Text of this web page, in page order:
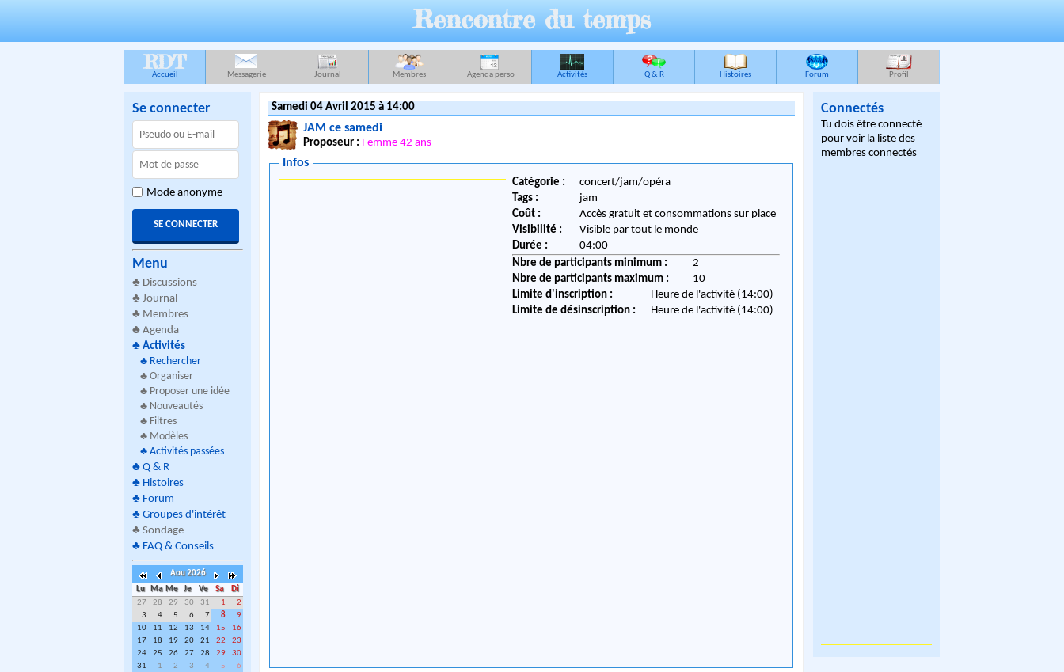
Rencontre du temps
RDT
Accueil Messagerie Journal Membres Agenda perso Activités Q & R Histoires Forum Profil
Se connecter
Mode anonyme
Menu
♣ Discussions
♣ Journal
♣ Membres
♣ Agenda
♣ Activités
♣ Rechercher
♣ Organiser
♣ Proposer une idée
♣ Nouveautés
♣ Filtres
♣ Modèles
♣ Activités passées
♣ Q & R
♣ Histoires
♣ Forum
♣ Groupes d'intérêt
♣ Sondage
♣ FAQ & Conseils
Aou 2026
Lu
Ma Me Je Ve Sa
Di
27
28 29 30 31 1
2
3
4 5 6 7 8
9
10
11 12 13 14 15
16
17
18 19 20 21 22
23
24
25 26 27 28 29
30
31
1 2 3 4 5
6
Samedi 04 Avril 2015 à 14:00
JAM ce samedi
Proposeur : Femme 42 ans
Infos
Catégorie :
concert/jam/opéra
Tags :
jam
Coût :
Accès gratuit et consommations sur place
Visibilité :
Visible par tout le monde
Durée :
04:00
Nbre de participants minimum :
2
Nbre de participants maximum :
10
Limite d'inscription :
Heure de l'activité (14:00)
Limite de désinscription :
Heure de l'activité (14:00)
Connectés
Tu dois être connecté
pour voir la liste des
membres connectés